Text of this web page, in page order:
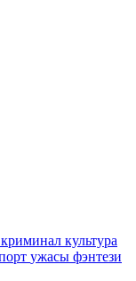
криминал культура
ужасы фэнтези